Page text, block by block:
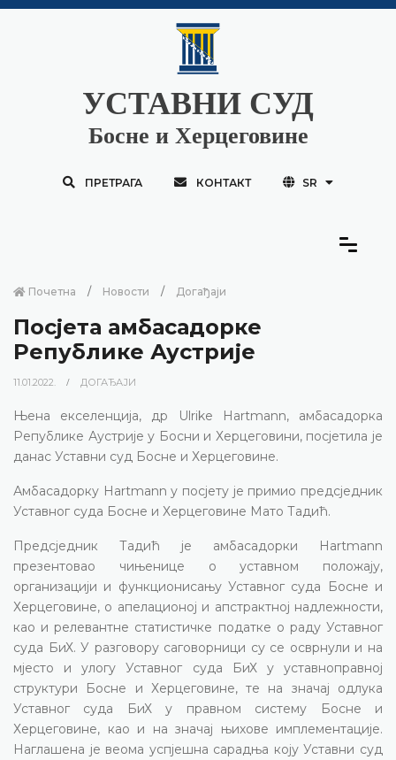
УСТАВНИ СУД
Босне и Херцеговине
ПРЕТРАГА КОНТАКТ SR
Почетна Новости Догађаји
Посјета амбасадорке
Републике Аустрије
11.01.2022. ДОГАЂАЈИ
Њена екселенција, др Ulrike Hartmann, амбасадорка
Републике Аустрије у Босни и Херцеговини, посјетила је
данас Уставни суд Босне и Херцеговине.
Амбасадорку Hartmann у посјету је примио предсједник
Уставног суда Босне и Херцеговине Мато Тадић.
Предсједник Тадић је амбасадорки Hartmann
презентовао чињенице о уставном положају,
организацији и функционисању Уставног суда Босне и
Херцеговине, о апелационој и апстрактној надлежности,
као и релевантне статистичке податке о раду Уставног
суда БиХ. У разговору саговорници су се осврнули и на
мјесто и улогу Уставног суда БиХ у уставноправној
структури Босне и Херцеговине, те на значај одлука
Уставног суда БиХ у правном систему Босне и
Херцеговине, као и на значај њихове имплементације.
Наглашена је веома успјешна сарадња коју Уставни суд